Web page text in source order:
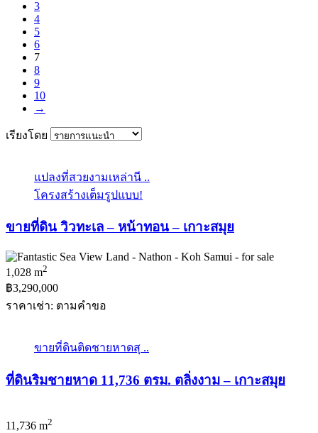
3
4
5
6
7
8
9
10
→
เรียงโดย
แปลงที่สวยงามเหล่านี ..
โครงสร้างเต็มรูปแบบ!
ขายที่ดิน วิวทะเล – หน้าทอน – เกาะสมุย
1,028 m2
฿3,290,000
ราคาเช่า: ตามคําขอ
ขายที่ดินติดชายหาดสุ ..
ที่ดินริมชายหาด 11,736 ตรม. ตลิ่งงาม – เกาะสมุย
11,736 m2